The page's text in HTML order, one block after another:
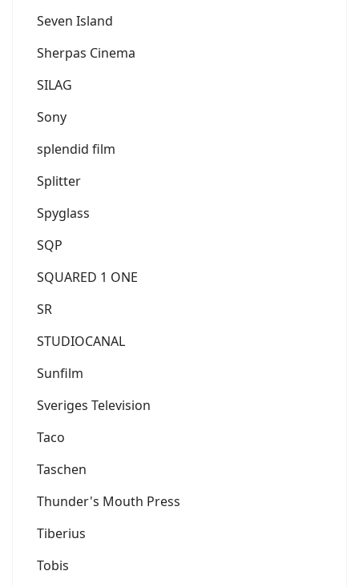
Seven Island
Sherpas Cinema
SILAG
Sony
splendid film
Splitter
Spyglass
SQP
SQUARED 1 ONE
SR
STUDIOCANAL
Sunfilm
Sveriges Television
Taco
Taschen
Thunder's Mouth Press
Tiberius
Tobis